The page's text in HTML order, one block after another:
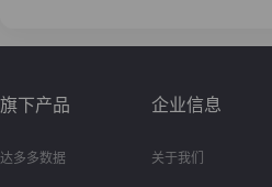
旗下产品
达多多数据
企业信息
关于我们